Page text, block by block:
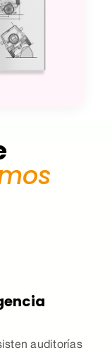
auditorías